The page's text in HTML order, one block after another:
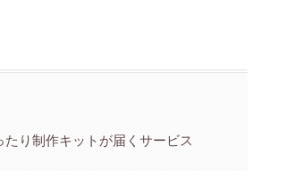
り制作キットが届くサービス